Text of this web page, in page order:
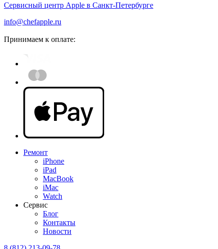
Сервисный центр Apple в Санкт-Петербурге
info@chefapple.ru
Принимаем к оплате:
Ремонт
iPhone
iPad
MacBook
iMac
Watch
Сервис
Блог
Контакты
Новости